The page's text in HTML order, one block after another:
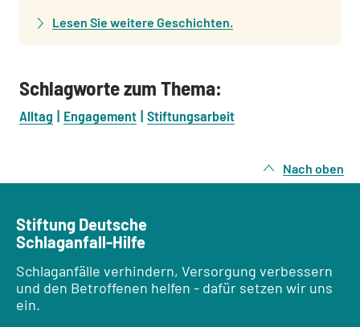
Lesen Sie weitere Geschichten.
Schlagworte zum Thema:
Alltag Engagement Stiftungsarbeit
Nach oben
Stiftung Deutsche
Schlaganfall-Hilfe
Schlaganfälle verhindern, Versorgung verbessern
und den Betroffenen helfen - dafür setzen wir uns
ein.